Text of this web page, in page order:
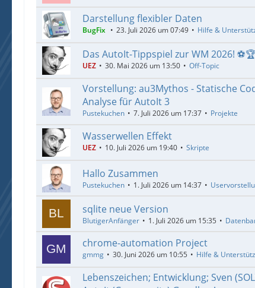
Darstellung flexibler Daten
BugFix 23. Juli 2026 um 07:49 Hilfe &
Das AutoIt-Tippspiel zur WM 2026! ⚽🏆
UEZ 30. Mai 2026 um 13:50 Off-Topic
Vorstellung: au3Mythos - Statische
Analyse für AutoIt 3
Pustekuchen 7. Juli 2026 um 17:37 Projekte
Wasserwellen Effekt
UEZ 10. Juli 2026 um 19:40 Skripte
Hallo Zusammen
Pustekuchen 1. Juli 2026 um 14:37
sqlite neue Version
BlutigerAnfänger 1. Juli 2026 um 15:35
chrome-automation Project
gmmg 30. Juni 2026 um 10:55 Hilfe &
Lebenszeichen; Entwicklung; Sven